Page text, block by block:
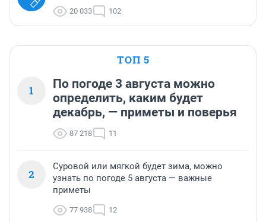
20 033 102
ТОП 5
1
По погоде 3 августа можно
определить, каким будет
декабрь, — приметы и поверья
87 218 11
2
Суровой или мягкой будет зима, можно
узнать по погоде 5 августа — важные
приметы
77 938 12